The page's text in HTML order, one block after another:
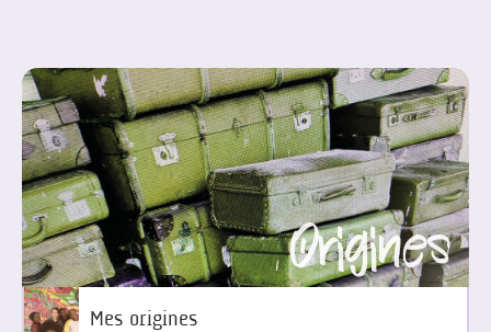
Origines
Mes origines